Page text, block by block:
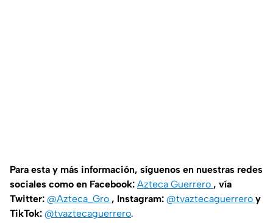
Para esta y más información, síguenos en nuestras redes
sociales como en Facebook: Azteca Guerrero , vía
Twitter: @Azteca_Gro , Instagram: @tvaztecaguerrero y
TikTok: @tvaztecaguerrero.